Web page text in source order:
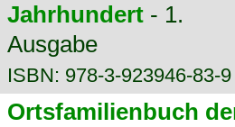
Jahrhundert- 1.
Ausgabe
ISBN: 978-3-923946-83-9
Ortsfamilienbuch